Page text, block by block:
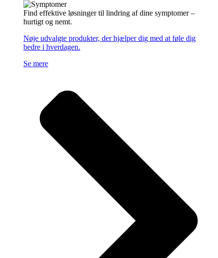
Find effektive løsninger til lindring af dine symptomer –
hurtigt og nemt.
Nøje udvalgte produkter, der hjælper dig med at føle dig
bedre i hverdagen.
Se mere